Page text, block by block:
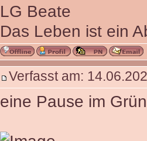
LG Beate
Das Leben ist ein
Verfasst am:
eine Pause im